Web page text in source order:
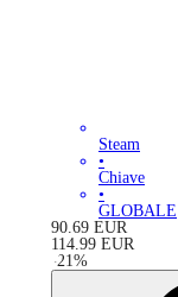
Steam
•
Chiave
•
GLOBALE
90.69 EUR
114.99 EUR
-21 %